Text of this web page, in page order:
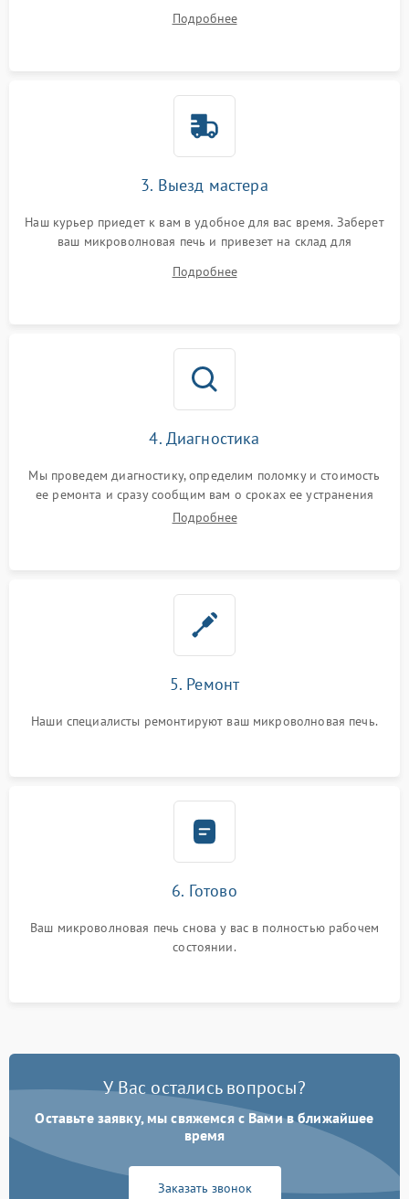
Подробнее
3. Выезд мастера
Наш курьер приедет к вам в удобное для вас время. Заберет
ваш микроволновая печь и привезет на склад для
Подробнее
4. Диагностика
Мы проведем диагностику, определим поломку и стоимость
ее ремонта и сразу сообщим вам о сроках ее устранения
Подробнее
5. Ремонт
Наши специалисты ремонтируют ваш микроволновая печь.
6. Готово
Ваш микроволновая печь снова у вас в полностью рабочем
состоянии.
У Вас остались вопросы?
Оставьте заявку, мы свяжемся с Вами в ближайшее
время
Заказать звонок